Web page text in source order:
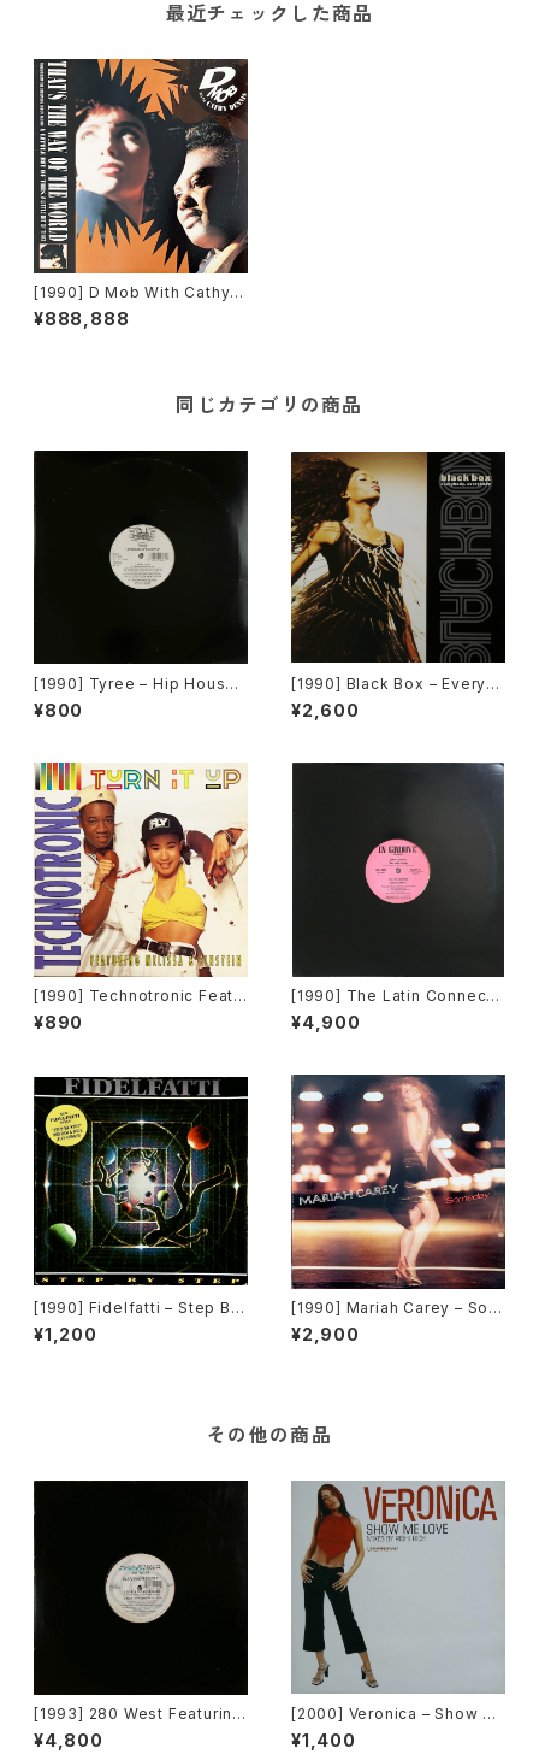
最近チェックした商品
[1990] D Mob With Cathy D
ennis – That's The Way Of
The World [FFRR]
¥888,888
同じカテゴリの商品
[1990] Tyree – Hip House I
s The Style [D.J. Internatio
nal Records]
¥800
[1990] Black Box – Everyb
ody, Everybody [Deconstr
uction]
¥2,600
[1990] Technotronic Featu
ring Melissa & Einstein – T
urn It Up [Swanyard Recor
¥890
[1990] The Latin Connecti
on Featuring Angel – Vamo
s [In Groove Records]
¥4,900
[1990] Fidelfatti – Step By
Step [Magic Service]
¥1,200
[1990] Mariah Carey – Som
eday [Columbia]
¥2,900
その他の商品
[1993] 280 West Featuring
Diamond Temple – Love's
Masquerade [Kaleidiasco
¥4,800
[2000] Veronica – Show M
e Love [Urbanstar]
¥1,400